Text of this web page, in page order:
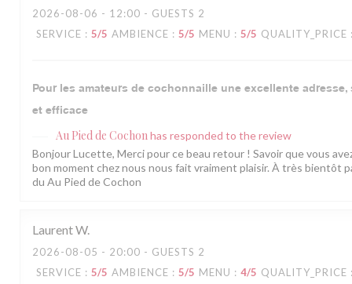
2026-08-06 - 12:00 - GUESTS 2
SERVICE : 5/5 AMBIENCE : 5/5 MENU : 5/5 QUALITY_PRICE
Pour les amateurs de cochonnaille une excellente adresse,
et efficace
Au Pied de Cochonhas responded to the review
Bonjour Lucette, Merci pour ce beau retour ! Savoir que vous
bon moment chez nous nous fait vraiment plaisir. À très bientôt
du Au Pied de Cochon
LaurentW
2026-08-05 - 20:00 - GUESTS 2
SERVICE : 5/5 AMBIENCE : 5/5 MENU : 4/5 QUALITY_PRICE